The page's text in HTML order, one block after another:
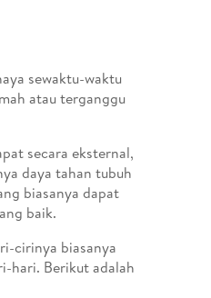
sewaktu-waktu
atau terganggu
secara eksternal,
daya tahan tubuh
biasanya dapat
baik.
cirinya biasanya
hari. Berikut adalah